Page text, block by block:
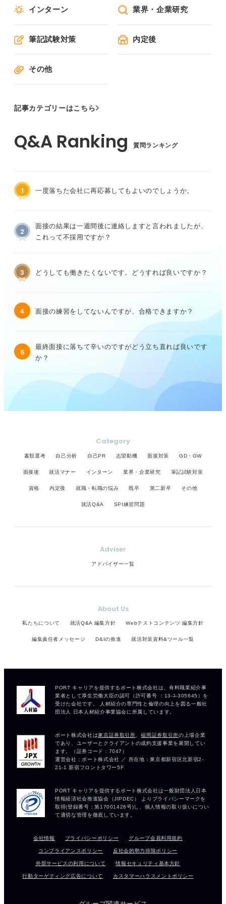
インターン 業界・企業研究
筆記試験対策 内定後
その他
記事カテゴリーはこちら
質問ランキング
1 一度落ちた会社に再応募してもよいのでしょうか。
2
面接の結果は一週間後に連絡しますと言われましたが、
これって不採用ですか？
3 どうしても働きたくないです。どうすれば良いですか？
4 面接の練習をしてないんですが、合格できますか？
5
最終面接に落ちて辛いのですがどう立ち直れば良いです
か？
Category
書類選考 自己分析 自己PR 志望動機 面接対策 GD・GW
面接後 就活マナー インターン 業界・企業研究 筆記試験対策
資格 内定後 就職・転職の悩み 既卒 第二新卒 その他
就活Q&A SPI練習問題
Adviser
アドバイザー一覧
About Us
私たちについて 就活Q&A 編集方針 Webテストコンテンツ 編集方針
編集責任者メッセージ D&Iの推進 就活対策資料&ツール一覧
会社情報 プライバシーポリシー グループ会員利用規約
コンプライアンスポリシー 反社会的勢力排除ポリシー
外部サービスの利用について 情報セキュリティ基本方針
行動ターゲティング広告について カスタマーハラスメントポリシー